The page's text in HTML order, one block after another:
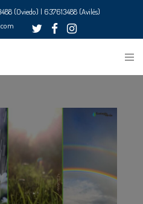
(Oviedo) | 637613488 (Avilés)